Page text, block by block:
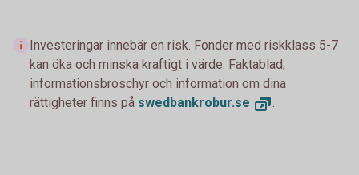
Investeringar innebär en risk. Fonder med riskklass 5-7
kan öka och minska kraftigt i värde. Faktablad,
informationsbroschyr och information om dina
rättigheter finns på swedbankrobur.se